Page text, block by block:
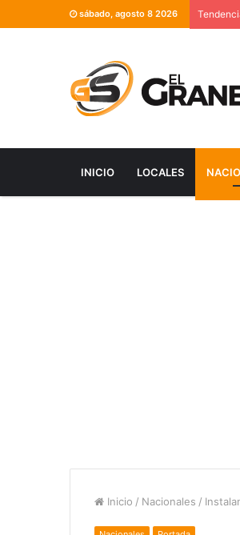
sábado, agosto 8 2026
INICIO LOCALES
Inicio / Nacionales /